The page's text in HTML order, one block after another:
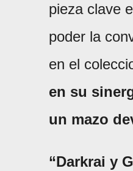
pieza clave
poder la
en el
en su
un mazo
“Darkrai y